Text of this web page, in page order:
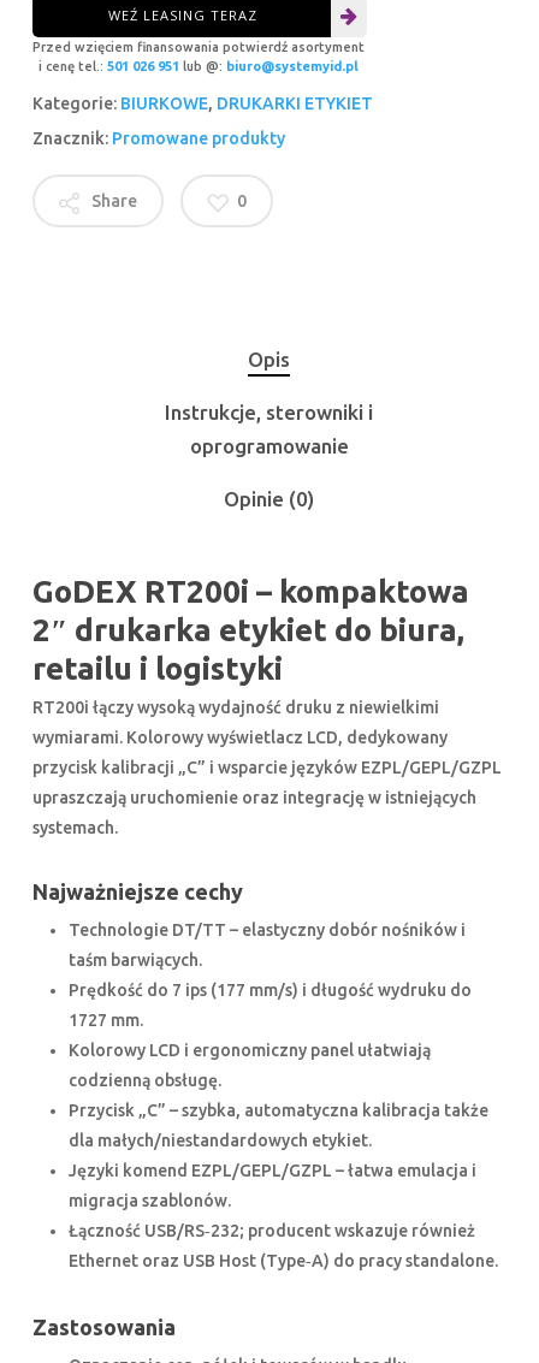
WEŹ LEASING TERAZ
Przed wzięciem finansowania potwierdź asortyment
i cenę tel.: 501 026 951 lub @: biuro@systemyid.pl
Kategorie: BIURKOWE, DRUKARKI ETYKIET
Znacznik: Promowane produkty
Share 0
Opis
Instrukcje, sterowniki i
oprogramowanie
Opinie (0)
GoDEX RT200i – kompaktowa
2″ drukarka etykiet do biura,
retailu i logistyki
RT200i łączy wysoką wydajność druku z niewielkimi
wymiarami. Kolorowy wyświetlacz LCD, dedykowany
przycisk kalibracji „C” i wsparcie języków EZPL/GEPL/GZPL
upraszczają uruchomienie oraz integrację w istniejących
systemach.
Najważniejsze cechy
Technologie DT/TT – elastyczny dobór nośników i
taśm barwiących.
Prędkość do 7 ips (177 mm/s) i długość wydruku do
1727 mm.
Kolorowy LCD i ergonomiczny panel ułatwiają
codzienną obsługę.
Przycisk „C” – szybka, automatyczna kalibracja także
dla małych/niestandardowych etykiet.
Języki komend EZPL/GEPL/GZPL – łatwa emulacja i
migracja szablonów.
Łączność USB/RS‑232; producent wskazuje również
Ethernet oraz USB Host (Type‑A) do pracy standalone.
Zastosowania